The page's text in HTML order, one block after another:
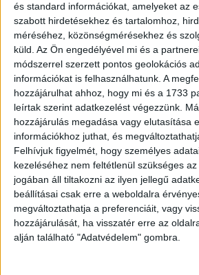
és standard információkat, amelyeket az
szabott hirdetésekhez és tartalomhoz,
méréséhez, közönségmérésekhez és
küld. Az Ön engedélyével mi és a
módszerrel szerzett pontos geolokációs
információkat is felhasználhatunk. A
hozzájárulhat ahhoz, hogy mi és a 1733
leírtak szerint adatkezelést végezzünk.
hozzájárulás megadása vagy elutasítása
információkhoz juthat, és
Felhívjuk figyelmét, hogy személyes
kezeléséhez nem feltétlenül szükséges
jogában áll tiltakozni az ilyen jellegű
beállításai csak erre a weboldalra
megváltoztathatja a preferenciáit, vagy
hozzájárulását, ha visszatér erre az
alján található "Adatvédelem" gombra.
AVOD-SVOD platformoknak tudható
Murray, a Digital TV Research vezető
OLVASTA MÁR?
Változtat a hétvégi programon a TV2